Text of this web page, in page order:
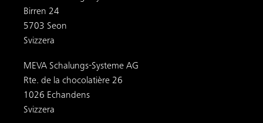
Birren 24
5703 Seon
Svizzera
MEVA Schalungs-Systeme AG
Rte. de la chocolatière 26
1026 Echandens
Svizzera